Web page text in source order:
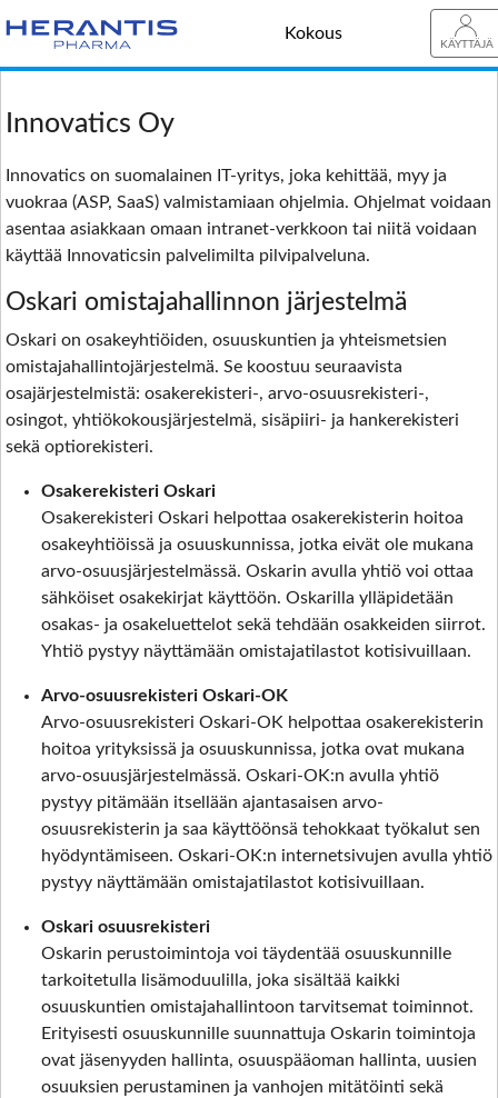
KÄYTTÄJÄ
Kokous
Innovatics Oy
Innovatics on suomalainen IT-yritys, joka kehittää, myy ja
vuokraa (ASP, SaaS) valmistamiaan ohjelmia. Ohjelmat voidaan
asentaa asiakkaan omaan intranet-verkkoon tai niitä voidaan
käyttää Innovaticsin palvelimilta pilvipalveluna.
Oskari omistajahallinnon järjestelmä
Oskari on osakeyhtiöiden, osuuskuntien ja yhteismetsien
omistajahallintojärjestelmä. Se koostuu seuraavista
osajärjestelmistä: osakerekisteri-, arvo-osuusrekisteri-,
osingot, yhtiökokousjärjestelmä, sisäpiiri- ja hankerekisteri
sekä optiorekisteri.
Osakerekisteri Oskari
Osakerekisteri Oskari helpottaa osakerekisterin hoitoa
osakeyhtiöissä ja osuuskunnissa, jotka eivät ole mukana
arvo-osuusjärjestelmässä. Oskarin avulla yhtiö voi ottaa
sähköiset osakekirjat käyttöön. Oskarilla ylläpidetään
osakas- ja osakeluettelot sekä tehdään osakkeiden siirrot.
Yhtiö pystyy näyttämään omistajatilastot kotisivuillaan.
Arvo-osuusrekisteri Oskari-OK
Arvo-osuusrekisteri Oskari-OK helpottaa osakerekisterin
hoitoa yrityksissä ja osuuskunnissa, jotka ovat mukana
arvo-osuusjärjestelmässä. Oskari-OK:n avulla yhtiö
pystyy pitämään itsellään ajantasaisen arvo-
osuusrekisterin ja saa käyttöönsä tehokkaat työkalut sen
hyödyntämiseen. Oskari-OK:n internetsivujen avulla yhtiö
pystyy näyttämään omistajatilastot kotisivuillaan.
Oskari osuusrekisteri
Oskarin perustoimintoja voi täydentää osuuskunnille
tarkoitetulla lisämoduulilla, joka sisältää kaikki
osuuskuntien omistajahallintoon tarvitsemat toiminnot.
Erityisesti osuuskunnille suunnattuja Oskarin toimintoja
ovat jäsenyyden hallinta, osuuspääoman hallinta, uusien
osuuksien perustaminen ja vanhojen mitätöinti sekä